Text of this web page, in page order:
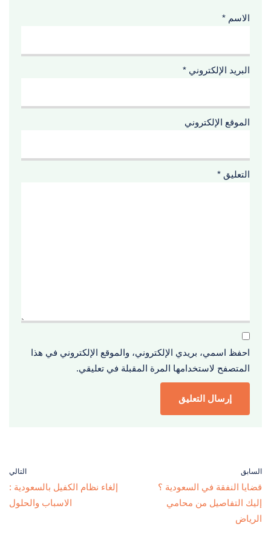
الاسم *
البريد الإلكتروني *
الموقع الإلكتروني
التعليق *
احفظ اسمي، بريدي الإلكتروني، والموقع الإلكتروني في هذا
المتصفح لاستخدامها المرة المقبلة في تعليقي.
السابق
قضايا النفقة في السعودية ؟
إليك التفاصيل من محامي
الرياض
التالي
إلغاء نظام الكفيل بالسعودية :
الاسباب والحلول